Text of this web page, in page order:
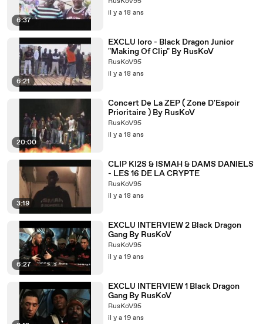
6:37
il y a 18 ans
6:21
EXCLU Ioro - Black Dragon Junior
"Making Of Clip" By RusKoV
RusKoV95
il y a 18 ans
20:00
Concert De La ZEP ( Zone D'Espoir
Prioritaire ) By RusKoV
RusKoV95
il y a 18 ans
3:19
CLIP KI2S & ISMAH & DAMS DANIELS
- LES 16 DE LA CRYPTE
RusKoV95
il y a 18 ans
6:27
EXCLU INTERVIEW 2 Black Dragon
Gang By RusKoV
RusKoV95
il y a 19 ans
EXCLU INTERVIEW 1 Black Dragon
Gang By RusKoV
RusKoV95
il y a 19 ans